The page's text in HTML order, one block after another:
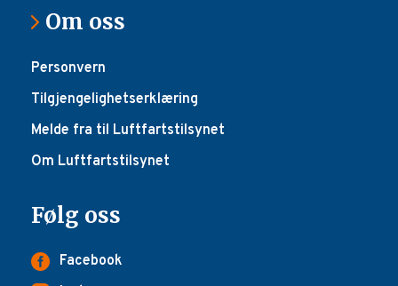
Om oss
Personvern
Tilgjengelighetserklæring
Melde fra til Luftfartstilsynet
Om Luftfartstilsynet
Følg oss
Facebook